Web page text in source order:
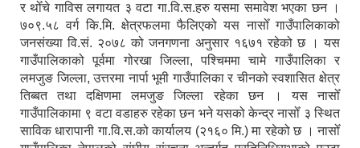
र थोँचे गाविस लगायत ३ वटा गा.वि.स.हरु यसमा समावेश भएका छन ।
७०९.५८ वर्ग कि.मि. क्षेत्रफलमा फैलिएको यस नासोँ गाउँपालिकाको
जनसंख्या वि.सं. २०७८ को जनगणना अनुसार १६७१ रहेको छ । यस
गाउँपालिकाको पूर्वमा गोरखा जिल्ला, पश्चिममा चामे गाउँपालिका र
लमजुङ जिल्ला, उत्तरमा नार्पा भूमी गाउँपालिका र चीनको स्वशासित क्षेत्र
तिब्बत तथा दक्षिणमा लमजुङ जिल्ला रहेका छन । यस नासोँ
गाउँपालिकामा ९ वटा वडाहरु रहेका छन भने यसको केन्द्र नासोँ ३ स्थित
साविक धारापानी गा.वि.स.को कार्यालय (२१६० मि.) मा रहेको छ । नासोँ